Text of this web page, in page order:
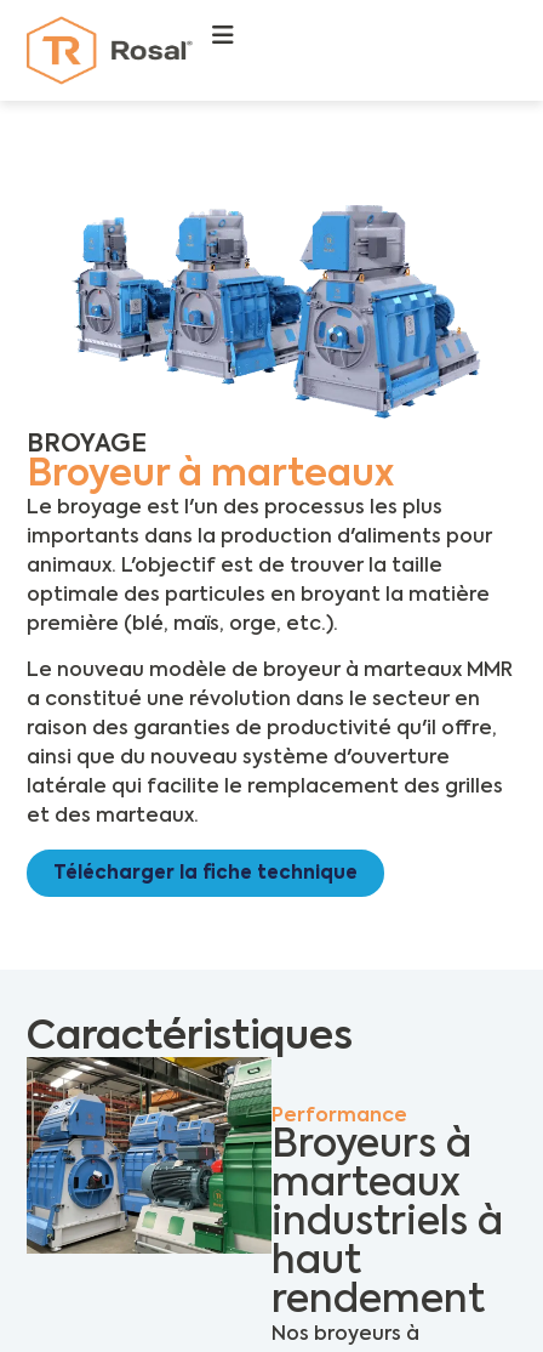
BROYAGE
Broyeur à marteaux
Le broyage est l'un des processus les plus
importants dans la production d'aliments pour
animaux. L'objectif est de trouver la taille
optimale des particules en broyant la matière
première (blé, maïs, orge, etc.).
Le nouveau modèle de broyeur à marteaux MMR
a constitué une révolution dans le secteur en
raison des garanties de productivité qu'il offre,
ainsi que du nouveau système d'ouverture
latérale qui facilite le remplacement des grilles
et des marteaux.
Télécharger la fiche technique
Caractéristiques
Performance
Broyeurs à
marteaux
industriels à
haut
rendement
Nos broyeurs à